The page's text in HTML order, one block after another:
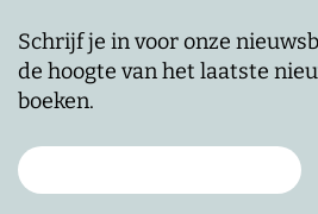
Schrijf je in voor onze
de hoogte van het laatste
boeken.